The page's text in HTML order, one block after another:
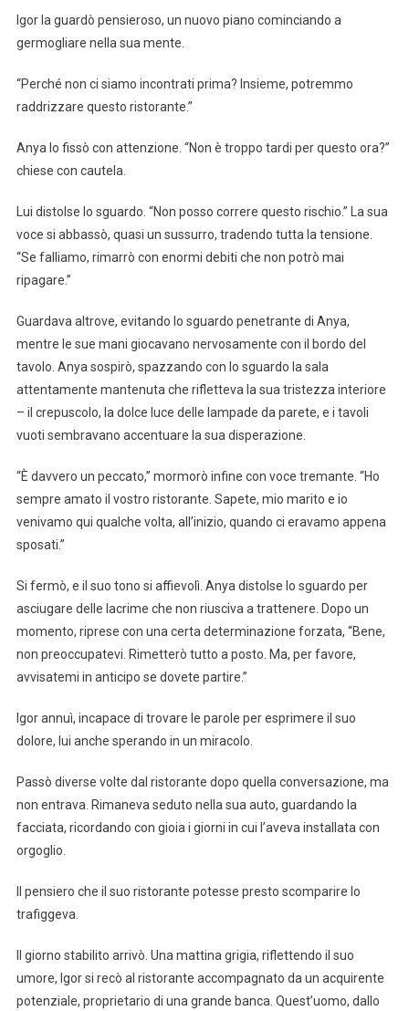
Igor la guardò pensieroso, un nuovo piano cominciando a
germogliare nella sua mente.
“Perché non ci siamo incontrati prima? Insieme, potremmo
raddrizzare questo ristorante.”
Anya lo fissò con attenzione. “Non è troppo tardi per questo ora?”
chiese con cautela.
Lui distolse lo sguardo. “Non posso correre questo rischio.” La sua
voce si abbassò, quasi un sussurro, tradendo tutta la tensione.
“Se falliamo, rimarrò con enormi debiti che non potrò mai
ripagare.”
Guardava altrove, evitando lo sguardo penetrante di Anya,
mentre le sue mani giocavano nervosamente con il bordo del
tavolo. Anya sospirò, spazzando con lo sguardo la sala
attentamente mantenuta che rifletteva la sua tristezza interiore
– il crepuscolo, la dolce luce delle lampade da parete, e i tavoli
vuoti sembravano accentuare la sua disperazione.
“È davvero un peccato,” mormorò infine con voce tremante. “Ho
sempre amato il vostro ristorante. Sapete, mio marito e io
venivamo qui qualche volta, all’inizio, quando ci eravamo appena
sposati.”
Si fermò, e il suo tono si affievolì. Anya distolse lo sguardo per
asciugare delle lacrime che non riusciva a trattenere. Dopo un
momento, riprese con una certa determinazione forzata, “Bene,
non preoccupatevi. Rimetterò tutto a posto. Ma, per favore,
avvisatemi in anticipo se dovete partire.”
Igor annuì, incapace di trovare le parole per esprimere il suo
dolore, lui anche sperando in un miracolo.
Passò diverse volte dal ristorante dopo quella conversazione, ma
non entrava. Rimaneva seduto nella sua auto, guardando la
facciata, ricordando con gioia i giorni in cui l’aveva installata con
orgoglio.
Il pensiero che il suo ristorante potesse presto scomparire lo
trafiggeva.
Il giorno stabilito arrivò. Una mattina grigia, riflettendo il suo
umore, Igor si recò al ristorante accompagnato da un acquirente
potenziale, proprietario di una grande banca. Quest’uomo, dallo